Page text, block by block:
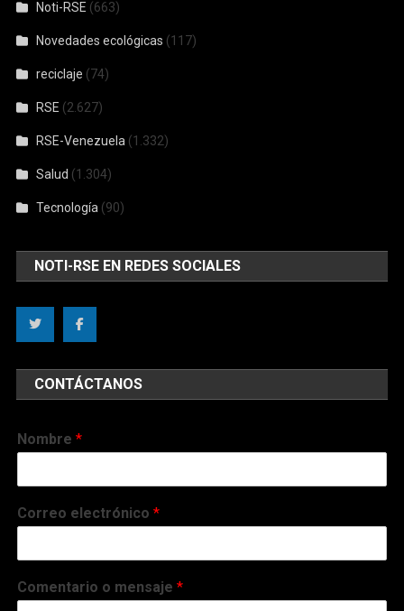
Noti-RSE (663)
Novedades ecológicas (117)
reciclaje (74)
RSE (2.627)
RSE-Venezuela (1.332)
Salud (1.304)
Tecnología (90)
NOTI-RSE EN REDES SOCIALES
CONTÁCTANOS
Nombre*
Correo electrónico*
Comentario o mensaje*